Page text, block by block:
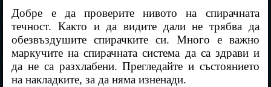
Добре е да проверите нивото на спирачната
течност. Както и да видите дали не трябва да
обезвъздушите спирачките си. Много е важно
маркучите на спирачната система да са здрави и
да не са разхлабени. Прегледайте и състоянието
на накладките, за да няма изненади.